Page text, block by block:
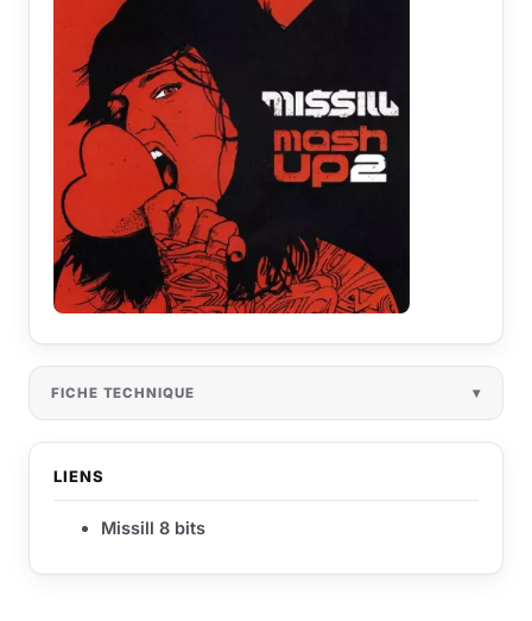
FICHE TECHNIQUE
LIENS
Missill 8 bits